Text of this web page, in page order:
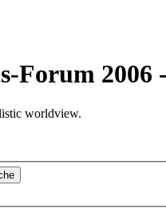
Forum
worldview.